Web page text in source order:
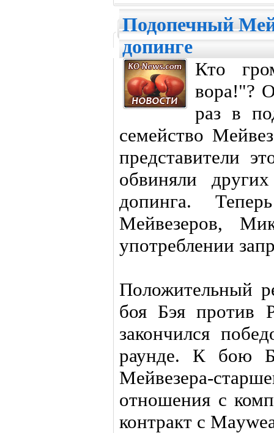
Подопечный
допинге
Кто
вора!"?
раз в
семейство
представители
обвиняли
допинга.
Мейвезеров,
употреблении
Положительный
боя Бэя против
закончился
раунде. К бою
Мейвезера-
отношения с
контракт с